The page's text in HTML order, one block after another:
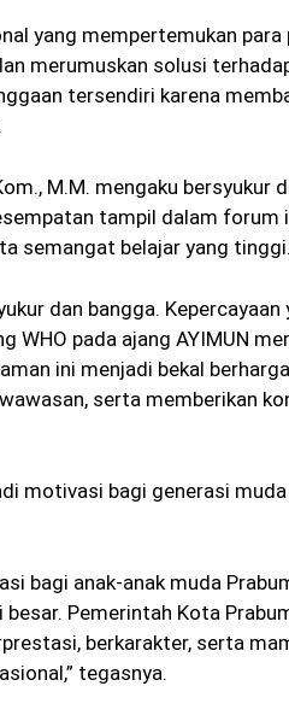
yang mempertemukan para
merumuskan solusi
tersendiri karena
M.M. mengaku bersyukur
tampil dalam forum
semangat belajar yang tinggi.
dan bangga.
WHO pada ajang AYIMUN
ini menjadi bekal
serta memberikan
motivasi bagi generasi
bagi anak-anak muda
Pemerintah Kota
berkarakter, serta
tegasnya.